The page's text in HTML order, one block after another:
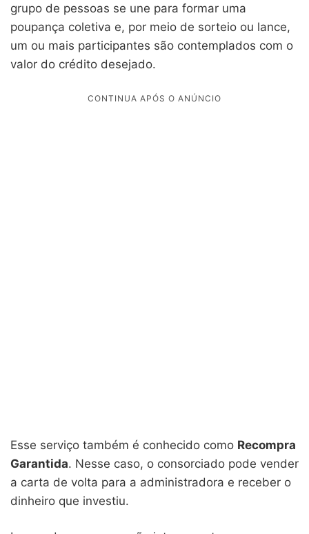
grupo de pessoas se une para formar uma
poupança coletiva e, por meio de sorteio ou lance,
um ou mais participantes são contemplados com o
valor do crédito desejado.
Esse serviço também é conhecido como Recompra
Garantida. Nesse caso, o consorciado pode vender
a carta de volta para a administradora e receber o
dinheiro que investiu.